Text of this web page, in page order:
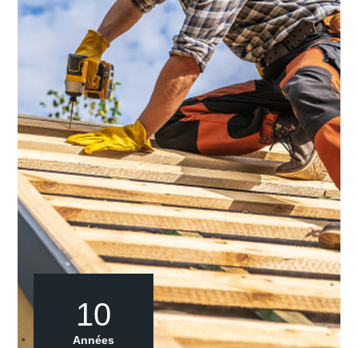
10
Années